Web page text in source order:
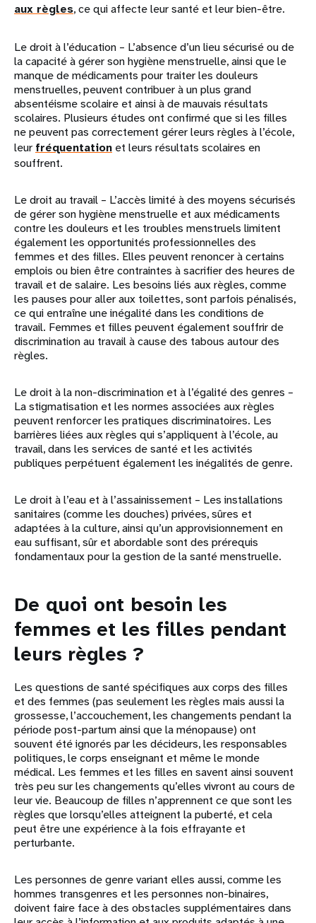
aux règles, ce qui affecte leur santé et leur bien-être.
Le droit à l’éducation – L’absence d’un lieu sécurisé ou de
la capacité à gérer son hygiène menstruelle, ainsi que le
manque de médicaments pour traiter les douleurs
menstruelles, peuvent contribuer à un plus grand
absentéisme scolaire et ainsi à de mauvais résultats
scolaires. Plusieurs études ont confirmé que si les filles
ne peuvent pas correctement gérer leurs règles à l’école,
leur fréquentation et leurs résultats scolaires en
souffrent.
Le droit au travail – L’accès limité à des moyens sécurisés
de gérer son hygiène menstruelle et aux médicaments
contre les douleurs et les troubles menstruels limitent
également les opportunités professionnelles des
femmes et des filles. Elles peuvent renoncer à certains
emplois ou bien être contraintes à sacrifier des heures de
travail et de salaire. Les besoins liés aux règles, comme
les pauses pour aller aux toilettes, sont parfois pénalisés,
ce qui entraîne une inégalité dans les conditions de
travail. Femmes et filles peuvent également souffrir de
discrimination au travail à cause des tabous autour des
règles.
Le droit à la non-discrimination et à l’égalité des genres –
La stigmatisation et les normes associées aux règles
peuvent renforcer les pratiques discriminatoires. Les
barrières liées aux règles qui s’appliquent à l’école, au
travail, dans les services de santé et les activités
publiques perpétuent également les inégalités de genre.
Le droit à l’eau et à l’assainissement – Les installations
sanitaires (comme les douches) privées, sûres et
adaptées à la culture, ainsi qu’un approvisionnement en
eau suffisant, sûr et abordable sont des prérequis
fondamentaux pour la gestion de la santé menstruelle.
De quoi ont besoin les
femmes et les filles pendant
leurs règles ?
Les questions de santé spécifiques aux corps des filles
et des femmes (pas seulement les règles mais aussi la
grossesse, l’accouchement, les changements pendant la
période post-partum ainsi que la ménopause) ont
souvent été ignorés par les décideurs, les responsables
politiques, le corps enseignant et même le monde
médical. Les femmes et les filles en savent ainsi souvent
très peu sur les changements qu’elles vivront au cours de
leur vie. Beaucoup de filles n’apprennent ce que sont les
règles que lorsqu’elles atteignent la puberté, et cela
peut être une expérience à la fois effrayante et
perturbante.
Les personnes de genre variant elles aussi, comme les
hommes transgenres et les personnes non-binaires,
doivent faire face à des obstacles supplémentaires dans